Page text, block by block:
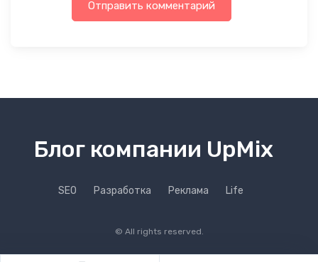
Отправить комментарий
Блог компании UpMix
SEO Разработка Реклама Life
© All rights reserved.